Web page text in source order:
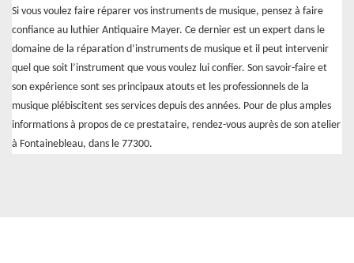
Si vous voulez faire réparer vos instruments de musique, pensez à faire
confiance au luthier Antiquaire Mayer. Ce dernier est un expert dans le
domaine de la réparation d’instruments de musique et il peut intervenir
quel que soit l’instrument que vous voulez lui confier. Son savoir-faire et
son expérience sont ses principaux atouts et les professionnels de la
musique plébiscitent ses services depuis des années. Pour de plus amples
informations à propos de ce prestataire, rendez-vous auprès de son atelier
à Fontainebleau, dans le 77300.